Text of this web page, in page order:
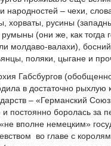
народностей – чехи,
хорваты, русины
(они же, как тогда
молдаво-валахи),
поляки, цыгане и
Габсбургов
в достаточно
– «Германский
постоянно боролась за
вполне немецким»
во главе с